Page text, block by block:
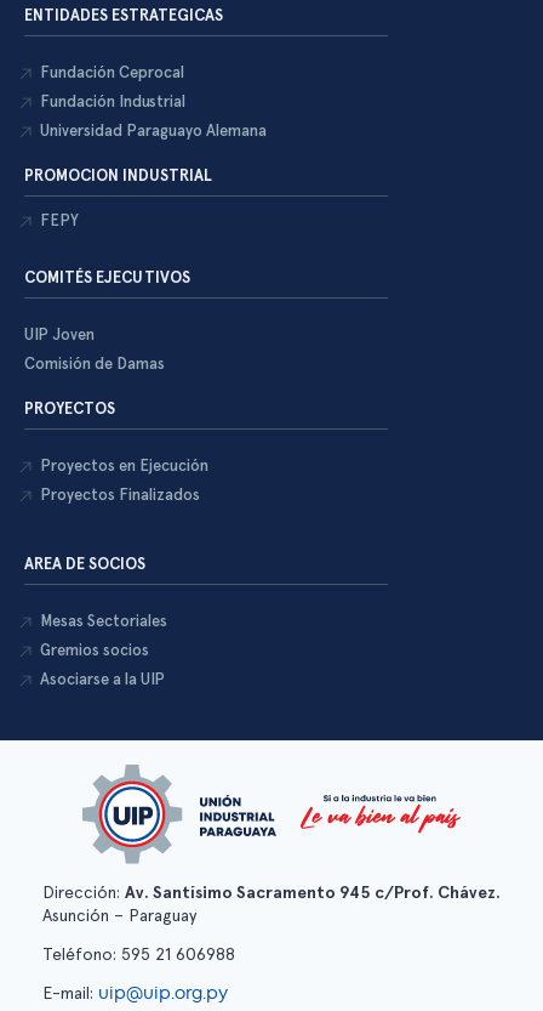
ENTIDADES ESTRATEGICAS
Fundación Ceprocal
Fundación Industrial
Universidad Paraguayo Alemana
PROMOCION INDUSTRIAL
FEPY
COMITÉS EJECUTIVOS
UIP Joven
Comisión de Damas
PROYECTOS
Proyectos en Ejecución
Proyectos Finalizados
AREA DE SOCIOS
Mesas Sectoriales
Gremios socios
Asociarse a la UIP
Dirección: Av. Santísimo Sacramento 945 c/Prof. Chávez.
Asunción – Paraguay
Teléfono: 595 21 606988
E-mail: uip@uip.org.py